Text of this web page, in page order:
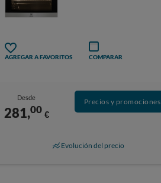
AGREGAR A FAVORITOS COMPARAR
Desde
281,00 €
Precios y promociones
Evolución del precio